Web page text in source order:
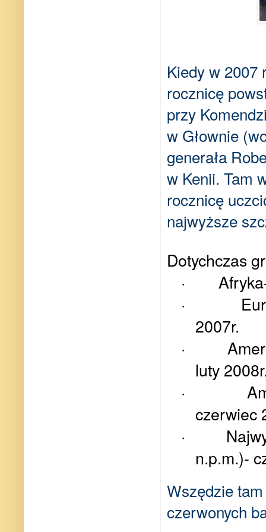
Kiedy w 2007
rocznicę
przy
w Głownie
generała
w Kenii. Tam
rocznicę
najwyższe
Dotychczas
·
·
2007r.
·
luty
·
czerwiec
·
n.p.m.)-
Wszędzie
czerwonych